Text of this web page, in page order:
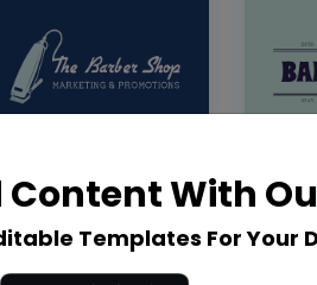
With
Templates For Your